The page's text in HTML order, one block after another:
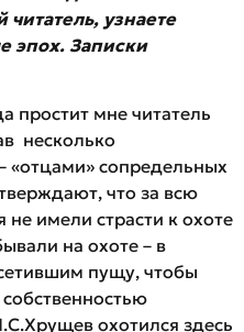
узнаете
эпох. Записки
простит мне читатель
несколько
«отцами» сопредельных
что за всю
имели страсти к охоте
на охоте – в
пущу, чтобы
охотился здесь